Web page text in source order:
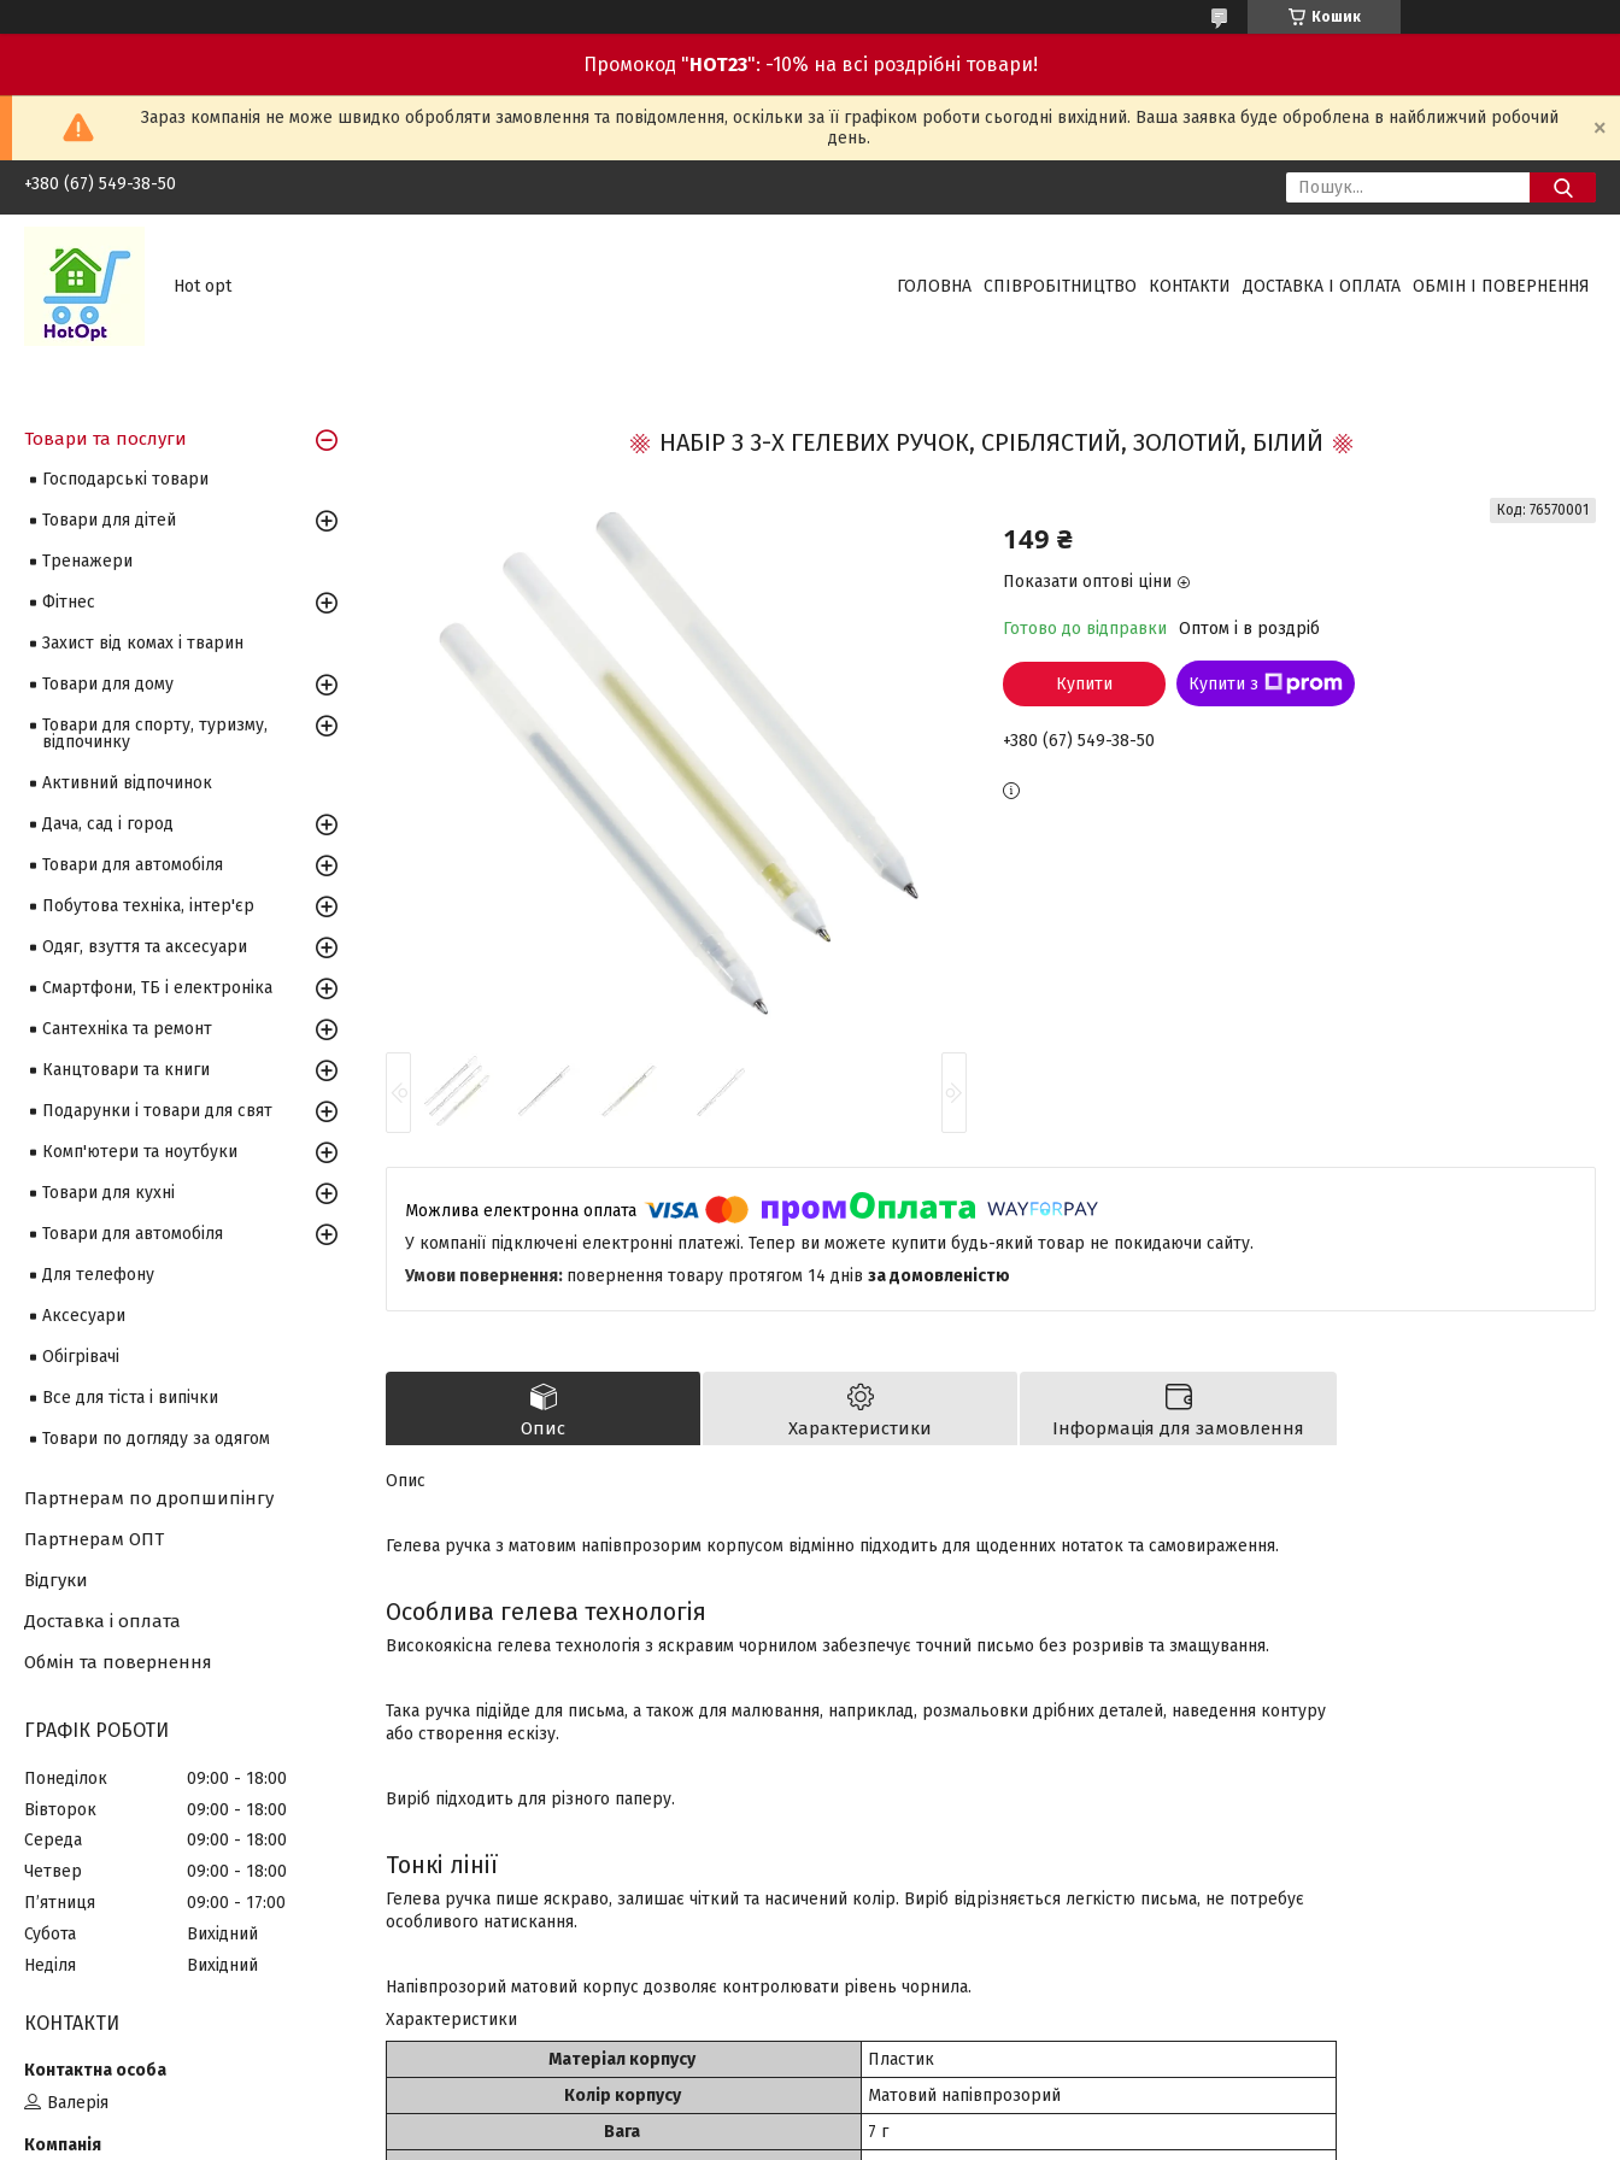
Кошик
Промокод "HOT23": -10% на всі роздрібні товари!
Зараз компанія не може швидко обробляти замовлення та повідомлення, оскільки за її графіком роботи сьогодні вихідний. Ваша заявка буде оброблена в найближчий робочий
день.
+380 (67) 549-38-50
Hot opt ГОЛОВНА СПІВРОБІТНИЦТВО КОНТАКТИ ДОСТАВКА І ОПЛАТА ОБМІН І ПОВЕРНЕННЯ
НАБІР З 3-Х ГЕЛЕВИХ РУЧОК, СРІБЛЯСТИЙ, ЗОЛОТИЙ, БІЛИЙ
149 ₴
Показати оптові ціни
Готово до відправки Оптом і в роздріб
Код: 76570001
Купити Купити з
+380 (67) 549-38-50
У компанії підключені електронні платежі. Тепер ви можете купити будь-який товар не покидаючи сайту.
повернення товару протягом 14 днів за домовленістю
Опис Характеристики Інформація для замовлення
Опис
Гелева ручка з матовим напівпрозорим корпусом відмінно підходить для щоденних нотаток та самовираження.
Особлива гелева технологія
Високоякісна гелева технологія з яскравим чорнилом забезпечує точний письмо без розривів та змащування.
Така ручка підійде для письма, а також для малювання, наприклад, розмальовки дрібних деталей, наведення контуру
або створення ескізу.
Виріб підходить для різного паперу.
Тонкі лінії
Гелева ручка пише яскраво, залишає чіткий та насичений колір. Виріб відрізняється легкістю письма, не потребує
особливого натискання.
Напівпрозорий матовий корпус дозволяє контролювати рівень чорнила.
Характеристики
Матеріал корпусу
Пластик
Колір корпусу
Матовий напівпрозорий
Вага
7 г
Товари та послуги
Господарські товари
Товари для дітей
Тренажери
Фітнес
Захист від комах і тварин
Товари для дому
Товари для спорту, туризму,
відпочинку
Активний відпочинок
Дача, сад і город
Товари для автомобіля
Побутова техніка, інтер'єр
Одяг, взуття та аксесуари
Смартфони, ТБ і електроніка
Сантехніка та ремонт
Канцтовари та книги
Подарунки і товари для свят
Комп'ютери та ноутбуки
Товари для кухні
Товари для автомобіля
Для телефону
Аксесуари
Обігрівачі
Все для тіста і випічки
Товари по догляду за одягом
Партнерам по дропшипінгу
Партнерам ОПТ
Відгуки
Доставка і оплата
Обмін та повернення
ГРАФІК РОБОТИ
Понеділок 09:00
18:00
Вівторок
09:00
18:00
Середа
09:00
18:00
Четвер
09:00
18:00
Пʼятниця
09:00
17:00
Субота
Вихідний
Неділя
Вихідний
КОНТАКТИ
Валерія